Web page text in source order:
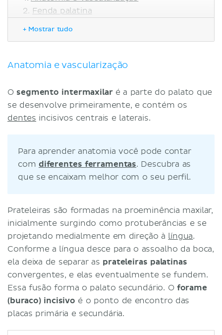
Fenda palatina
Referências
+ Mostrar tudo
Anatomia e vascularização
O segmento intermaxilaré a parte do palato que
se desenvolve primeiramente, e contém os
dentes incisivos centrais e laterais.
Para aprender anatomia você pode contar
com diferentes ferramentas. Descubra as
que se encaixam melhor com o seu perfil.
Prateleiras são formadas na proeminência maxilar,
inicialmente surgindo como protuberâncias e se
projetando medialmente em direção à língua.
Conforme a língua desce para o assoalho da boca,
ela deixa de separar as prateleiras palatinas
convergentes, e elas eventualmente se fundem.
Essa fusão forma o palato secundário. O forame
(buraco) incisivo é o ponto de encontro das
placas primária e secundária.